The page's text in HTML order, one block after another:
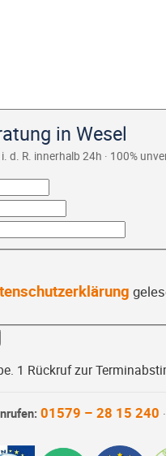
in Wesel
d. R. innerhalb 24h · 100%
1 Rückruf zur
01579 – 28 15 240